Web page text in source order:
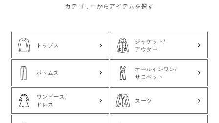
カテゴリーからアイテムを探す
トップス
ジャケット/
アウター
ボトムス
オールインワン/
サロペット
ワンピース/
ドレス
スーツ